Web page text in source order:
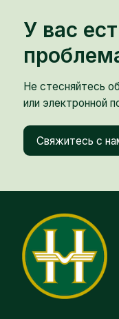
У вас
Не стесняйтесь
или электронной
Свяжитесь с